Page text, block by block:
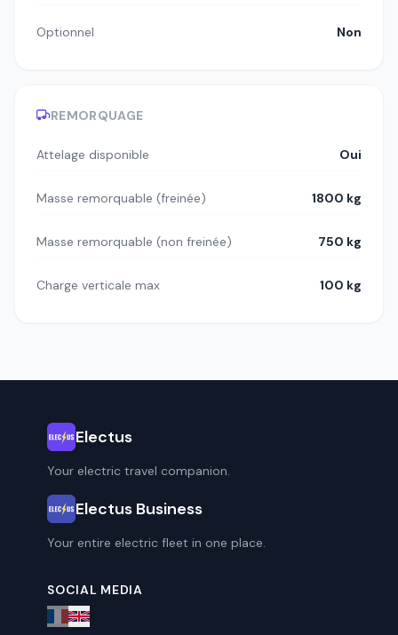
Optionnel Non
REMORQUAGE
Attelage disponible Oui
Masse remorquable (freinée) 1800 kg
Masse remorquable (non freinée) 750 kg
Charge verticale max 100 kg
Electus
Your electric travel companion.
Electus Business
Your entire electric fleet in one place.
SOCIAL MEDIA